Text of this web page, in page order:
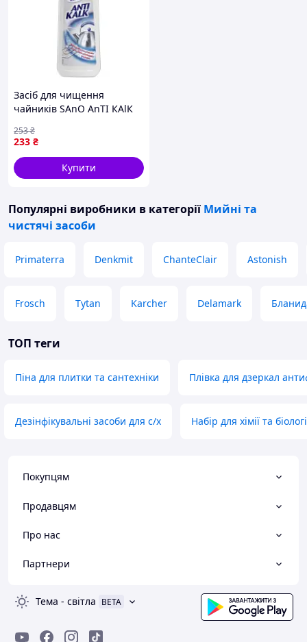
Засіб для чищення
чайників SАnО АnТІ КАlК
(7290000286297)
233 ₴
253₴
Купити
Популярні виробники в категорії Мийні та
чистячі засоби
Primaterra Denkmit ChanteClair Astonish
Frosch Tytan Karcher Delamark
ТОП теги
Піна для плитки та сантехніки Плівка для дзеркал
Дезінфікувальні засоби для с/х Набір для хімії та
Покупцям
Продавцям
Про нас
Партнери
Тема - світла BETA